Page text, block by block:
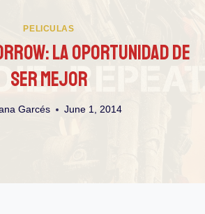
PELICULAS
La Oportunidad De
Ser Mejor
Garcés June 1, 2014